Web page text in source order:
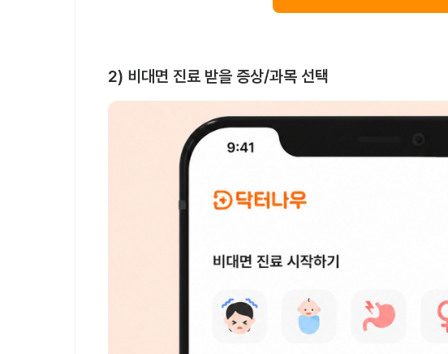
2) 비대면 진료 받을 증상/과목 선택